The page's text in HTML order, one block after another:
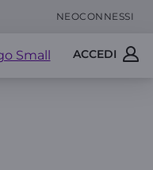
NEOCONNESSI
ACCEDI